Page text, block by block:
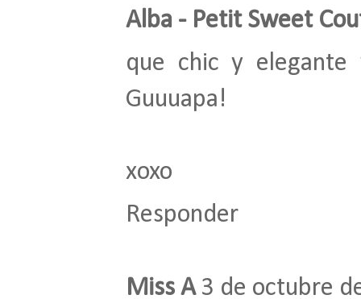
Alba - Petit Sweet
que chic y
Guuuapa!
xoxo
Responder
Miss A 3 de octubre